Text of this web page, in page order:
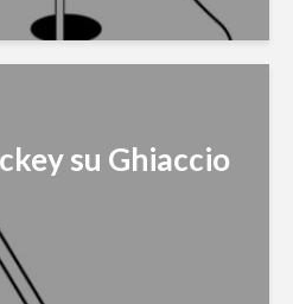
su Ghiaccio